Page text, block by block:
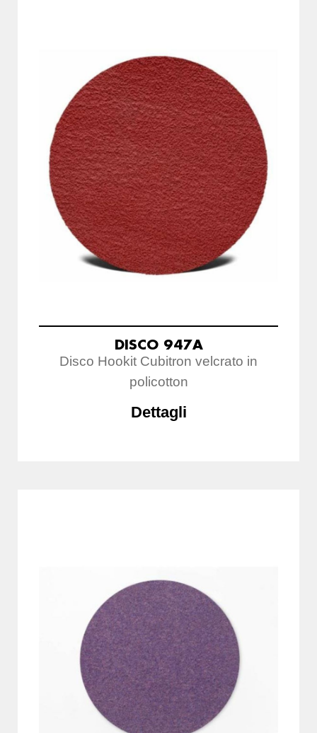
DISCO 947A
Disco Hookit Cubitron velcrato in
policotton
Dettagli